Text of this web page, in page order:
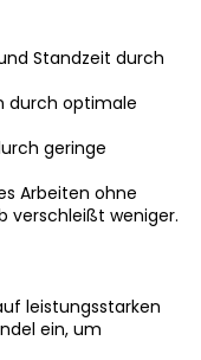
Standzeit durch
durch optimale
geringe
Arbeiten ohne
verschleißt weniger.
leistungsstarken
ein, um